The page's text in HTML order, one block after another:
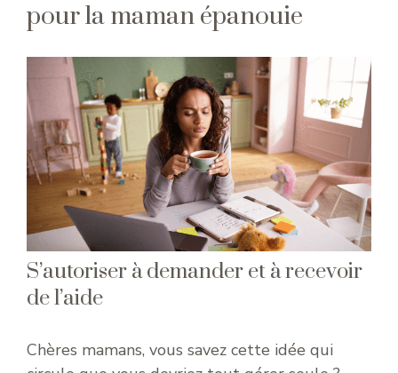
pour la maman épanouie
S’autoriser à demander et à recevoir
de l’aide
Chères mamans, vous savez cette idée qui